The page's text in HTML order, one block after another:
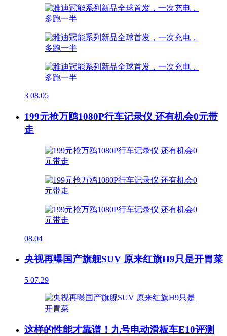
3 08.05
199元抢万鸥1080P行车记录仪 还有机会0元带
走
08.04
央视再曝国产旗舰SUV 原来红旗H9只是开胃菜
5 07.29
这样的性能才靠谱！九号电动滑板车E10评测